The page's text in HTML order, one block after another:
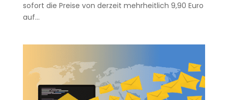
sofort die Preise von derzeit mehrheitlich 9,90 Euro
auf...